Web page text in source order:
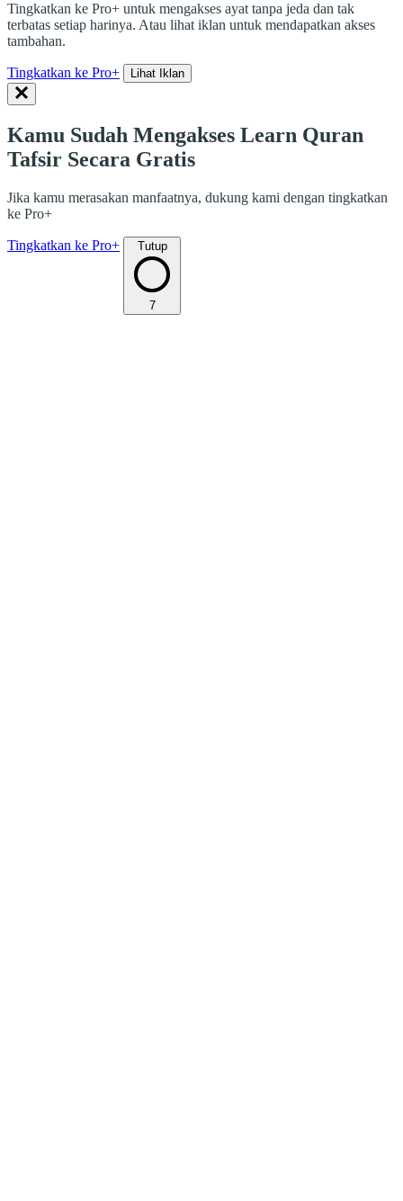
Tingkatkan ke Pro+ untuk mengakses ayat tanpa jeda dan tak
terbatas setiap harinya. Atau lihat iklan untuk mendapatkan akses
tambahan.
Tingkatkan ke Pro+ Lihat Iklan
Kamu Sudah Mengakses Learn Quran
Tafsir Secara Gratis
Jika kamu merasakan manfaatnya, dukung kami dengan tingkatkan
ke Pro+
Tingkatkan ke Pro+ Tutup
7